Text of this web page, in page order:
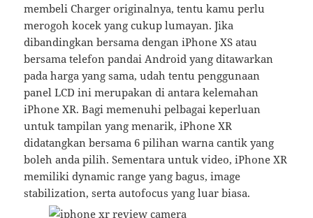
membeli Charger originalnya, tentu kamu perlu
merogoh kocek yang cukup lumayan. Jika
dibandingkan bersama dengan iPhone XS atau
bersama telefon pandai Android yang ditawarkan
pada harga yang sama, udah tentu penggunaan
panel LCD ini merupakan di antara kelemahan
iPhone XR. Bagi memenuhi pelbagai keperluan
untuk tampilan yang menarik, iPhone XR
didatangkan bersama 6 pilihan warna cantik yang
boleh anda pilih. Sementara untuk video, iPhone XR
memiliki dynamic range yang bagus, image
stabilization, serta autofocus yang luar biasa.